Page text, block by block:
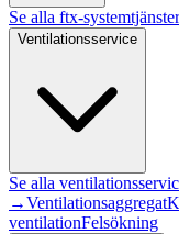
Se alla ftx-system
Ventilationsservice
Se alla
→Ventilationsaggregat
ventilationFelsökning